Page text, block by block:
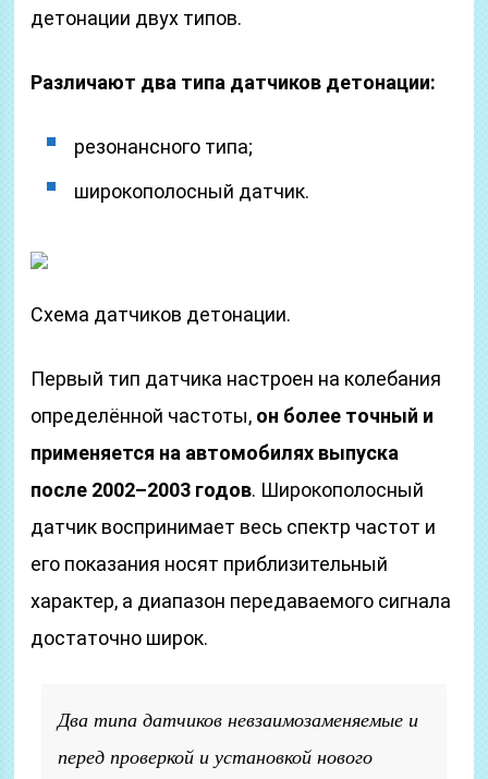
детонации двух типов.
Различают два типа датчиков детонации:
резонансного типа;
широкополосный датчик.
Схема датчиков детонации.
Первый тип датчика настроен на колебания
определённой частоты, он более точный и
применяется на автомобилях выпуска
после 2002–2003 годов. Широкополосный
датчик воспринимает весь спектр частот и
его показания носят приблизительный
характер, а диапазон передаваемого сигнала
достаточно широк.
Два типа датчиков невзаимозаменяемые и
перед проверкой и установкой нового